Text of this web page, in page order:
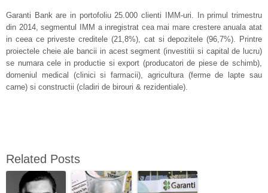
Garanti Bank are in portofoliu 25.000 clienti IMM-uri. In primul trimestru
din 2014, segmentul IMM a inregistrat cea mai mare crestere anuala atat
in ceea ce priveste creditele (21,8%), cat si depozitele (96,7%). Printre
proiectele cheie ale bancii in acest segment (investitii si capital de lucru)
se numara cele in productie si export (producatori de piese de schimb),
domeniul medical (clinici si farmacii), agricultura (ferme de lapte sau
carne) si constructii (cladiri de birouri & rezidentiale).
Related Posts